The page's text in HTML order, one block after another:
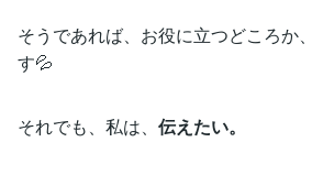
そうであれば、お役に立つどころか
す💦
それでも、私は、 伝えたい。